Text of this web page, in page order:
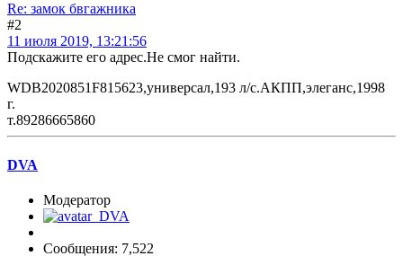
Re: замок бвгажника
#2
11 июля 2019, 13:21:56
Подскажите его адрес.Не смог найти.
WDB2020851F815623,универсал,193 л/с.АКПП,элеганс,1998
г.
т.89286665860
DVA
Модератор
Сообщения: 7,522